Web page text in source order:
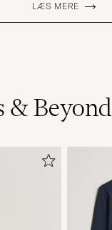
LÆS MERE
& Beyond